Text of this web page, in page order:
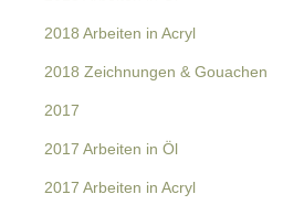
2018 Arbeiten in Acryl
2018 Zeichnungen & Gouachen
2017
2017 Arbeiten in Öl
2017 Arbeiten in Acryl